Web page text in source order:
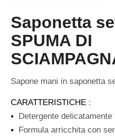
Saponetta
SPUMA DI
Sapone mani in saponetta
CARATTERISTICHE :
▪ Detergente
▪ Formula arricchita con